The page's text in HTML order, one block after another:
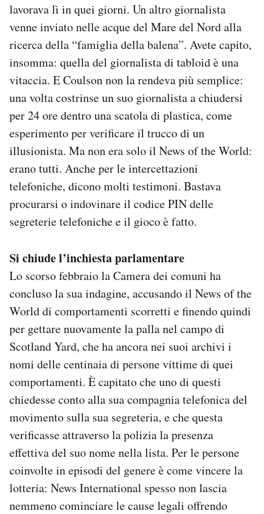
lavorava lì in quei giorni. Un altro giornalista
venne inviato nelle acque del Mare del Nord alla
ricerca della “famiglia della balena”. Avete capito,
insomma: quella del giornalista di tabloid è una
vitaccia. E Coulson non la rendeva più semplice:
una volta costrinse un suo giornalista a chiudersi
per 24 ore dentro una scatola di plastica, come
esperimento per verificare il trucco di un
illusionista. Ma non era solo il News of the World:
erano tutti. Anche per le intercettazioni
telefoniche, dicono molti testimoni. Bastava
procurarsi o indovinare il codice PIN delle
segreterie telefoniche e il gioco è fatto.
Si chiude l’inchiesta parlamentare
Lo scorso febbraio la Camera dei comuni ha
concluso la sua indagine, accusando il News of the
World di comportamenti scorretti e finendo quindi
per gettare nuovamente la palla nel campo di
Scotland Yard, che ha ancora nei suoi archivi i
nomi delle centinaia di persone vittime di quei
comportamenti. È capitato che uno di questi
chiedesse conto alla sua compagnia telefonica del
movimento sulla sua segreteria, e che questa
verificasse attraverso la polizia la presenza
effettiva del suo nome nella lista. Per le persone
coinvolte in episodi del genere è come vincere la
lotteria: News International spesso non lascia
nemmeno cominciare le cause legali offrendo